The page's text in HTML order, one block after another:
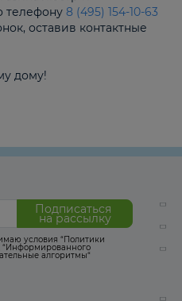
телефону 8 (495) 154-10-63
оставив контактные
дому!
Подписаться
на рассылку
условия “Политики
“Информированного
алгоритмы“